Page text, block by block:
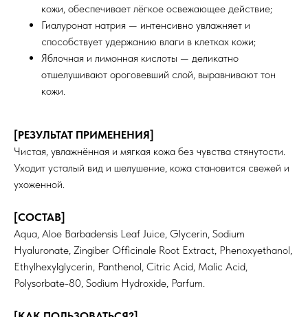
кожи, обеспечивает лёгкое освежающее действие;
Гиалуронат натрия — интенсивно увлажняет и
способствует удержанию влаги в клетках кожи;
Яблочная и лимонная кислоты — деликатно
отшелушивают ороговевший слой, выравнивают тон
кожи.
[РЕЗУЛЬТАТ ПРИМЕНЕНИЯ]
Чистая, увлажнённая и мягкая кожа без чувства стянутости.
Уходит усталый вид и шелушение, кожа становится свежей и
ухоженной.
[СОСТАВ]
Aqua, Aloe Barbadensis Leaf Juice, Glycerin, Sodium
Hyaluronate, Zingiber Officinale Root Extract, Phenoxyethanol,
Ethylhexylglycerin, Panthenol, Citric Acid, Malic Acid,
Polysorbate-80, Sodium Hydroxide, Parfum.
ИНФОРМАЦИЯ КАТАЛОГ
О нас Средства для очищения
Доставка и оплата Тоники
Кремы и сыворотки
Для бровей и ресниц
Сертификаты Маски
Для волос